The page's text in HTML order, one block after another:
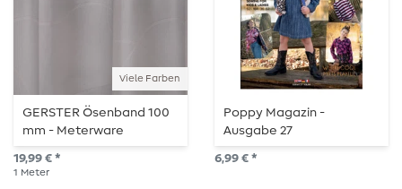
Viele Farben
GERSTER Ösenband 100
mm - Meterware
19,99 € *
1 Meter
Poppy Magazin -
Ausgabe 27
6,99 € *